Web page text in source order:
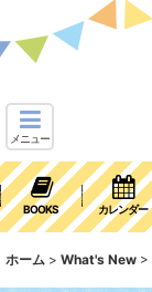
メニュー
BOOKS カレンダー
ホーム > What's New >